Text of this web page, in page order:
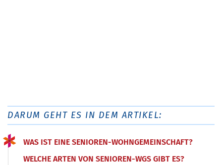
DARUM GEHT ES IN DEM ARTIKEL:
WAS IST EINE SENIOREN-WOHNGEMEINSCHAFT?
WELCHE ARTEN VON SENIOREN-WGS GIBT ES?